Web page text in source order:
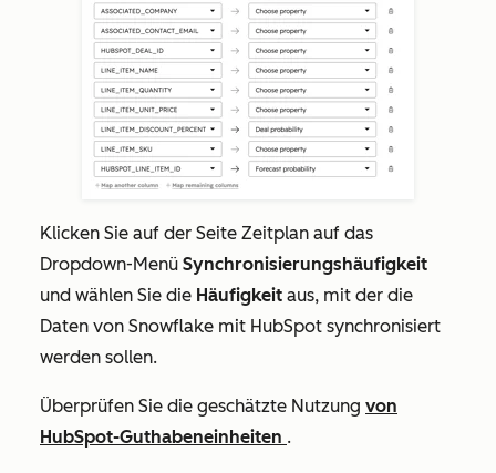
Klicken Sie auf der Seite Zeitplan auf das
Dropdown-Menü Synchronisierungshäufigkeit
und wählen Sie die Häufigkeit aus, mit der die
Daten von Snowflake mit HubSpot synchronisiert
werden sollen.
Überprüfen Sie die geschätzte Nutzung von
HubSpot-Guthabeneinheiten .